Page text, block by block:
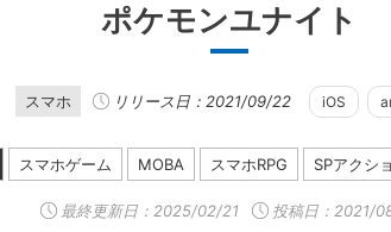
ポケモンユナイト
スマホ リリース日：2021/09/22 iOS
スマホゲーム MOBA スマホRPG SPアクシ
最終更新日： 2025/02/21 投稿日：2021/